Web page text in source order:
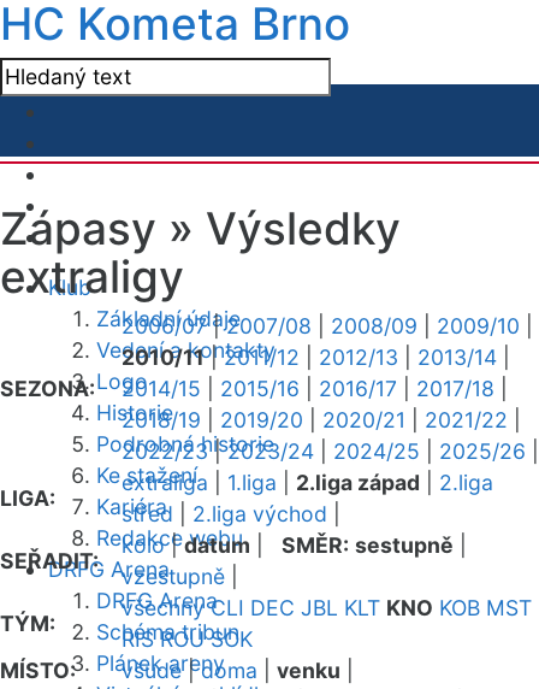
HC Kometa Brno
Klub
Základní údaje
Vedení a kontakty
Logo
Historie
Podrobná historie
Ke stažení
Kariéra
Redakce webu
DRFG Arena
DRFG Arena
Schéma tribun
Plánek areny
Zápasy » Výsledky
extraligy
SEZONA:
2006/07|2007/08 2008/09 2009/10
2010/11|2011/12 2012/13 2013/14
2014/15
2015/16 2016/17 2017/18
2018/19
2019/20 2020/21 2021/22
2022/23|2023/24 2024/25 2025/26
LIGA:
extraliga 1.liga 2.liga západ
2.liga
střed
2.liga východ
SEŘADIT:
kolo|datum SMĚR: sestupně
vzestupně
TÝM:
všechny CLI DEC JBL KLT KNO KOB MST
RIS ROU SOK
MÍSTO:
všude|doma venku